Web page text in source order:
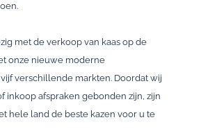
met de verkoop van kaas op de
onze nieuwe moderne
verschillende markten. Doordat wij
inkoop afspraken gebonden zijn, zijn
hele land de beste kazen voor u te